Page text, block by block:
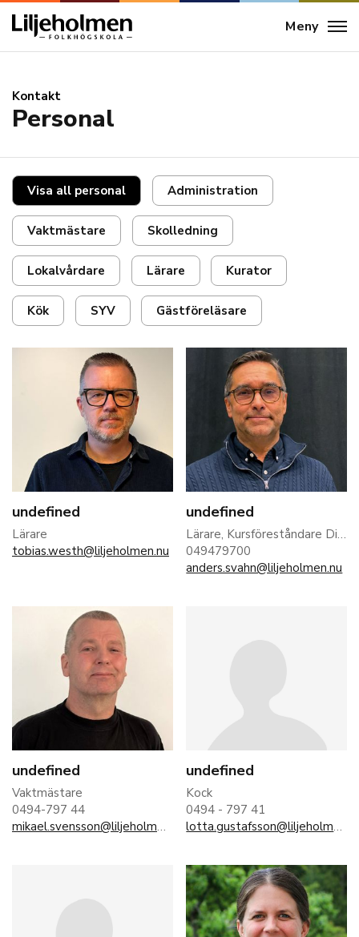
Meny
Personal
Kontakt
Visa all personal Administration
Vaktmästare Skolledning
Lokalvårdare Lärare Kurator
Kök SYV Gästföreläsare
undefined
Lärare
tobias.westh@liljeholmen.nu
undefined
Lärare, Kursföreståndare Diakoniutb.
049479700
anders.svahn@liljeholmen.nu
undefined
Vaktmästare
0494-797 44
mikael.svensson@liljeholmen.nu
undefined
Kock
0494 - 797 41
lotta.gustafsson@liljeholmen.nu